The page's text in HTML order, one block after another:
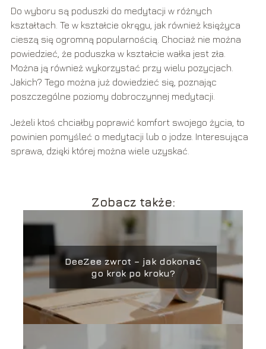
Do wyboru są poduszki do medytacji w różnych
kształtach. Te w kształcie okręgu, jak również księżyca
cieszą się ogromną popularnością. Chociaż nie można
powiedzieć, że poduszka w kształcie wałka jest zła.
Można ją również wykorzystać przy wielu pozycjach.
Jakich? Tego można już dowiedzieć się, poznając
poszczególne poziomy dobroczynnej medytacji.
Jeżeli ktoś chciałby poprawić komfort swojego życia, to
powinien pomyśleć o medytacji lub o jodze. Interesująca
sprawa, dzięki której można wiele uzyskać.
Zobacz także:
DeeZee zwrot – jak dokonać
go krok po kroku?